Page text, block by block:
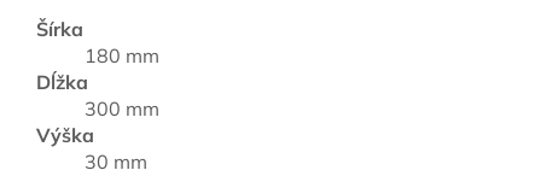
Šírka
180 mm
Dĺžka
300 mm
Výška
30 mm